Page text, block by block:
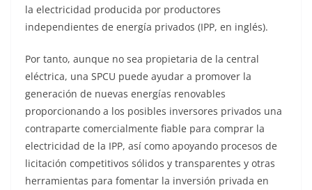
la electricidad producida por productores
independientes de energía privados (IPP, en inglés).
Por tanto, aunque no sea propietaria de la central
eléctrica, una SPCU puede ayudar a promover la
generación de nuevas energías renovables
proporcionando a los posibles inversores privados una
contraparte comercialmente fiable para comprar la
electricidad de la IPP, así como apoyando procesos de
licitación competitivos sólidos y transparentes y otras
herramientas para fomentar la inversión privada en